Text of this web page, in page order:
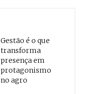
Gestão é o que
transforma
presença em
protagonismo
no agro